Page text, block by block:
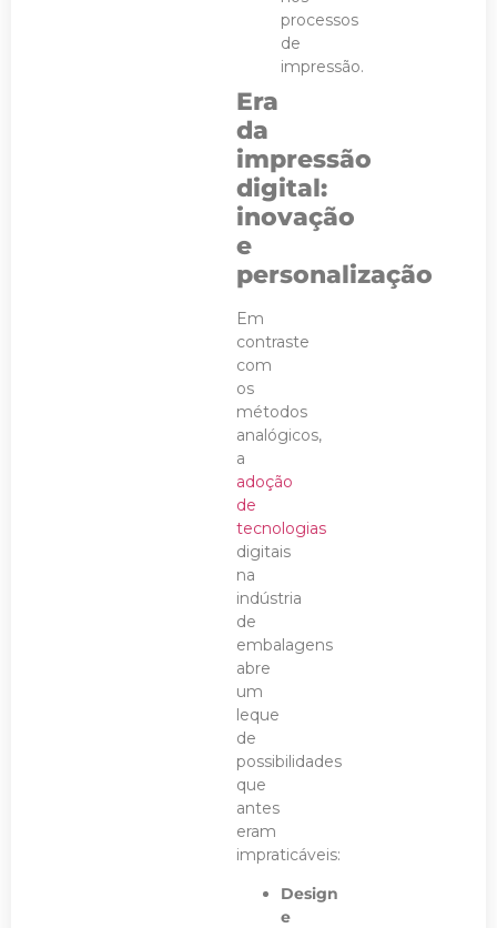
processos
de
impressão.
Era
da
impressão
digital:
inovação
e
personalização
Em
contraste
com
os
métodos
analógicos,
a
adoção
de
tecnologias
digitais
na
indústria
de
embalagens
abre
um
leque
de
possibilidades
que
antes
eram
impraticáveis:
Design
e